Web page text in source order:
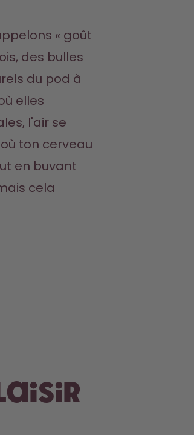
« goût
des bulles
du pod à
elles
l'air se
ton cerveau
en buvant
cela